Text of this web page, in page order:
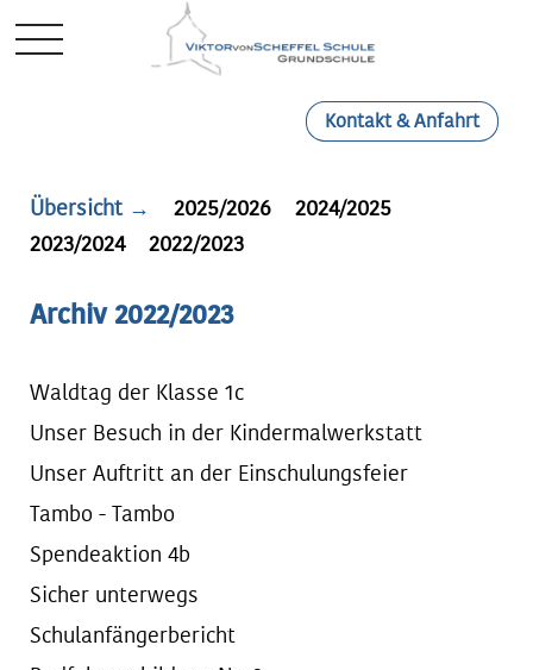
Mobile Menu Toggle
Kontakt & Anfahrt
Übersicht → 2025/2026
2024/2025
2023/2024
2022/2023
Archiv 2022/2023
Waldtag der Klasse 1c
Unser Besuch in der Kindermalwerkstatt
Unser Auftritt an der Einschulungsfeier
Tambo - Tambo
Spendeaktion 4b
Sicher unterwegs
Schulanfängerbericht